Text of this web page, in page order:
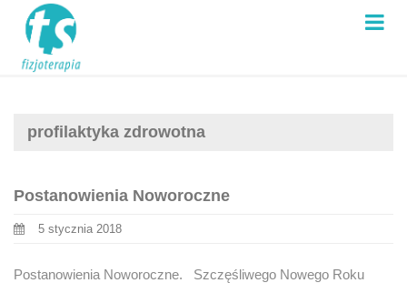
profilaktyka zdrowotna
Postanowienia Noworoczne
5 stycznia 2018
Postanowienia Noworoczne. Szczęśliwego Nowego Roku